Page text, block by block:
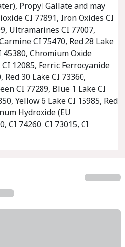
Propyl Gallate and may
CI 77891, Iron Oxides CI
Ultramarines CI 77007,
CI 75470, Red 28 Lake
45380, Chromium Oxide
12085, Ferric Ferrocyanide
Red 30 Lake CI 73360,
CI 77289, Blue 1 Lake CI
Yellow 6 Lake CI 15985, Red
Hydroxide (EU
CI 74260, CI 73015, CI